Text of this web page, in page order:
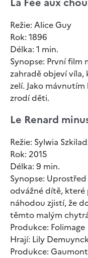
Režie: Alice Guy
Rok: 1896
Délka: 1 min.
Synopse: První film
zahradě objeví víla,
zelí. Jako
zrodí děti.
Le Renard
Režie: Sylwia
Rok: 2015
Délka: 9 min.
Synopse:
odvážné dítě,
náhodou zjistí, že
těmto malým
Produkce: Folimage
Hrají: Lily
Produkce: Gaumont